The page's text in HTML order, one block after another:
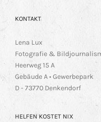
KONTAKT
Lena Lux
Fotografie &
Heerweg 15 A
Gebäude A • Gewerbepark
D - 73770 Denkendorf
HELFEN KOSTET NIX